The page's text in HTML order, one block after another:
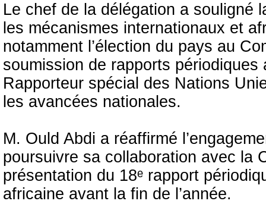
Le chef de la délégation a souligné
les mécanismes internationaux et
notamment l’élection du pays au
soumission de rapports
Rapporteur spécial des Nations
les avancées nationales.
M. Ould Abdi a réaffirmé
poursuivre sa collaboration avec la
présentation du 18ᵉ rapport
africaine avant la fin de l’année.